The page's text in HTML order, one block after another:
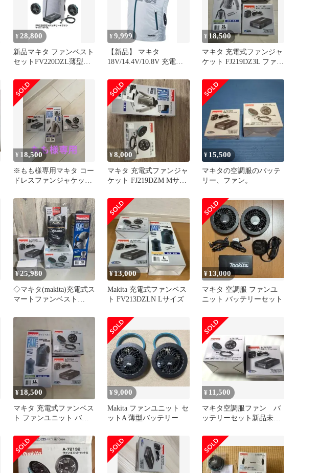
¥ 28,800
新品マキタ ファンベスト
セットFV220DZL薄型バ
ト
¥9,999
【新品】 マキタ
18V/14.4V/10.8V 充電式
ー ベストのみ (FV212DZ)
(LL)
¥ 18,500
マキタ 充電式ファンジャ
ケット FJ219DZ3L ファ
¥ 18,500
※もも様専用マキタ コー
ドレスファンジャケット
¥8,000
マキタ 充電式ファンジャ
ケット FJ219DZM Mサイ
¥ 15,500
マキタの空調服のバッテ
リー、ファン。
¥25,980
◇マキタ(makita)充電式ス
マートファンベスト
ットA-72132+バッテリ
BL1055B【戸田店】
¥13,000
Makita 充電式ファンベス
ト FV213DZLN Lサイズ
¥ 13,000
マキタ 空調服 ファンユ
ニット バッテリーセット
¥ 18,500
マキタ 充電式ファンベス
ト ファンユニット バッ
¥9,000
Makita ファンユニット セ
ットA 薄型バッテリー
¥ 11,500
マキタ空調服ファン バ
ッテリーセット新品未使